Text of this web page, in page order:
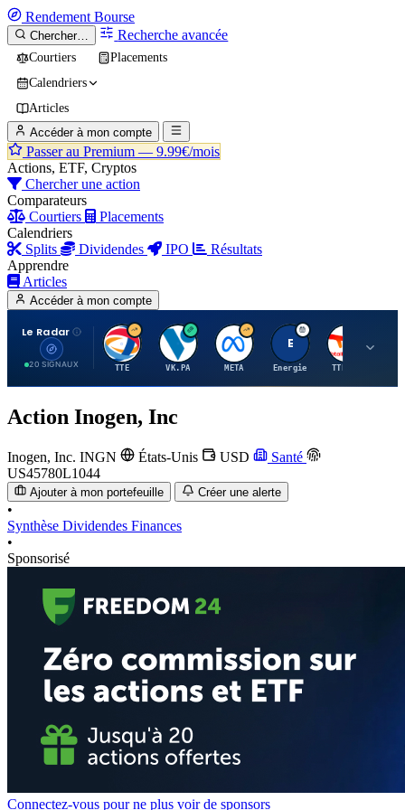
Rendement Bourse
Chercher… Recherche avancée
Courtiers
Placements
Calendriers
Articles
Accéder à mon compte
Passer au Premium — 9.99€/mois
Actions, ETF, Cryptos
Chercher une action
Comparateurs
Courtiers
Placements
Calendriers
Splits
Dividendes IPO
Résultats
Apprendre
Articles
Accéder à mon compte
Le Radar
20 SIGNAUX
T
TTE
V
VK.PA
M
META
E
Energie
T
TTE.PA
Action Inogen, Inc
Inogen, Inc. INGN États-Unis USD
Santé
US45780L1044
Ajouter à mon portefeuille Créer une alerte
•
Synthèse Dividendes Finances
•
Sponsorisé
Connectez-vous pour ne plus voir de sponsors